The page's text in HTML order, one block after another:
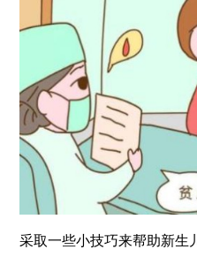
采取一些小技巧来帮助新生